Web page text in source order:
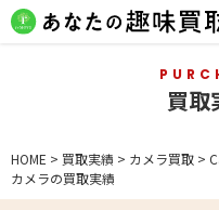
買取
HOME > 買取実績 > カメラ買取 >
カメラの買取実績